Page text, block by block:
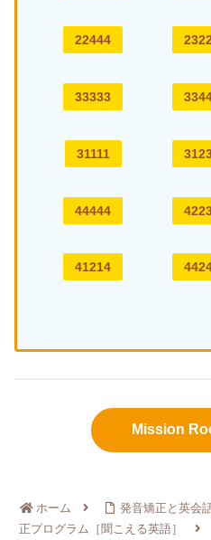
22444
33333
31111
44444
41214
Mission
ホーム 発音矯正と英会
正プログラム［聞こえる英語］